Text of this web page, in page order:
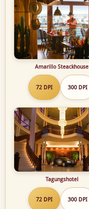
Amarillo Steackhouse
72 DPI 300 DPI
Tagungshotel
72 DPI 300 DPI